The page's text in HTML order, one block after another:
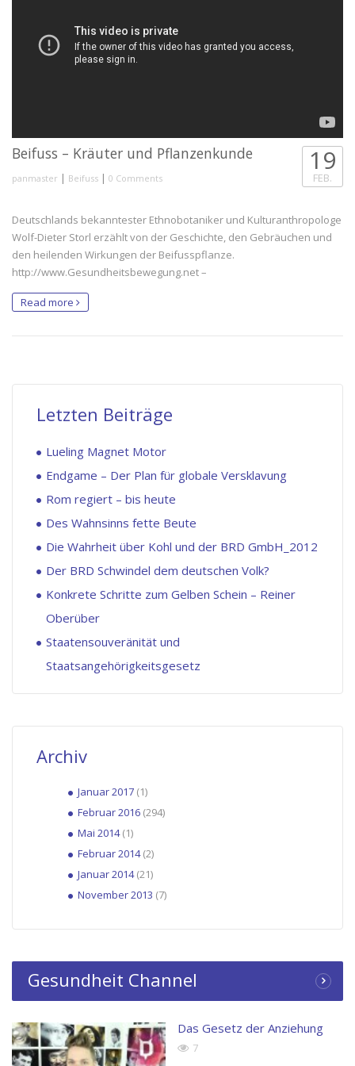
Beifuss – Kräuter und Pflanzenkunde
panmaster | Beifuss | 0 Comments
19
FEB.
Deutschlands bekanntester Ethnobotaniker und Kulturanthropologe
Wolf-Dieter Storl erzählt von der Geschichte, den Gebräuchen und
den heilenden Wirkungen der Beifusspflanze.
http://www.Gesundheitsbewegung.net –
Read more
Letzten Beiträge
Lueling Magnet Motor
Endgame – Der Plan für globale Versklavung
Rom regiert – bis heute
Des Wahnsinns fette Beute
Die Wahrheit über Kohl und der BRD GmbH_2012
Der BRD Schwindel dem deutschen Volk?
Konkrete Schritte zum Gelben Schein – Reiner
Oberüber
Staatensouveränität und
Staatsangehörigkeitsgesetz
Archiv
Januar 2017 (1)
Februar 2016 (294)
Mai 2014(1)
Februar 2014(2)
Januar 2014(21)
November 2013 (7)
Gesundheit Channel
Das Gesetz der Anziehung
7